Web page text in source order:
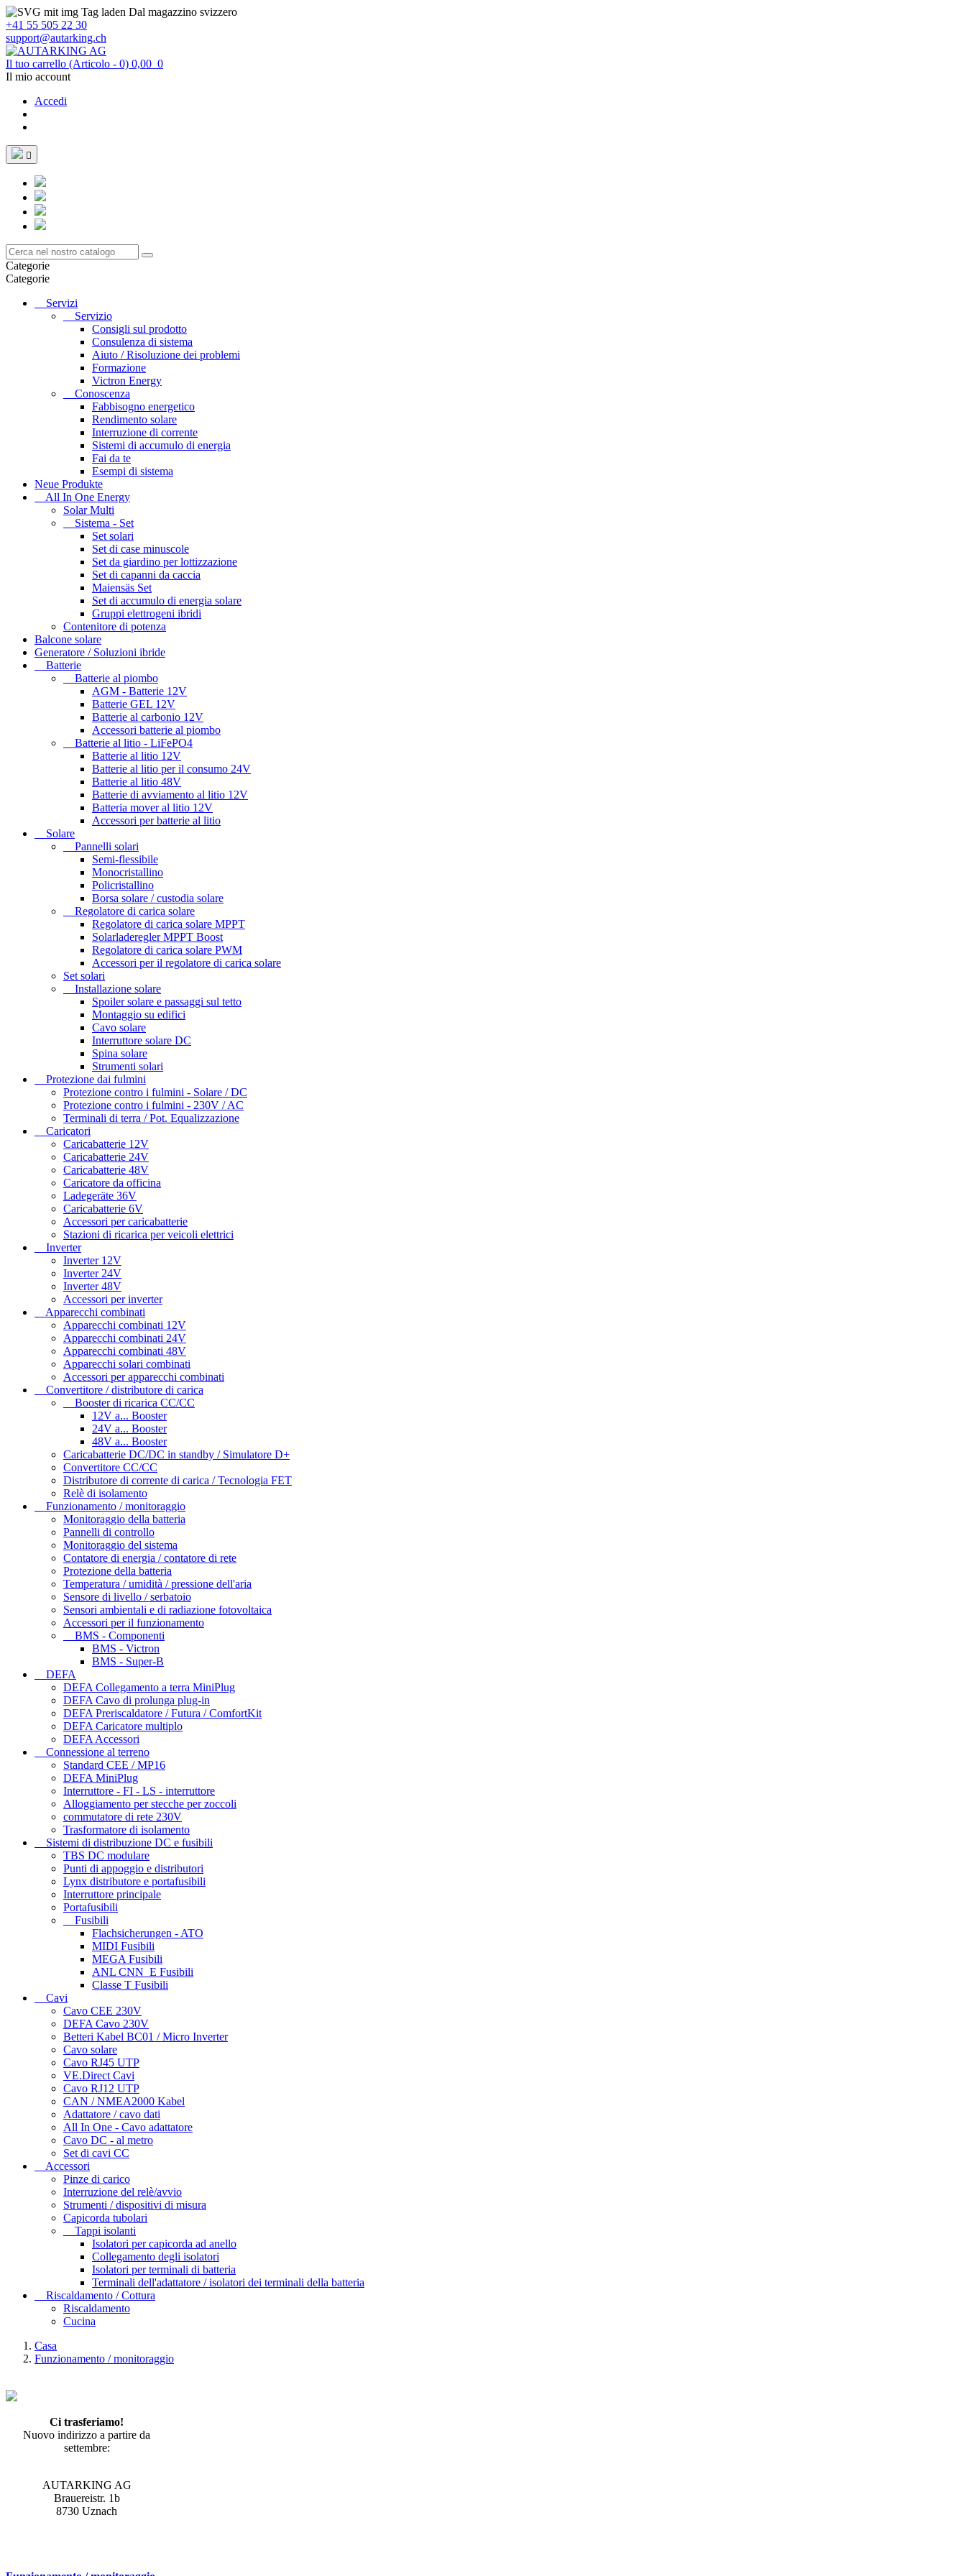
Dal magazzino svizzero
+41 55 505 22 30
support@autarking.ch
Il tuo carrello (Articolo - 0) 0,00 0
Il mio account
Accedi

Categorie
Categorie
Servizi
Servizio
Consigli sul prodotto
Consulenza di sistema
Aiuto / Risoluzione dei problemi
Formazione
Victron Energy
Conoscenza
Fabbisogno energetico
Rendimento solare
Interruzione di corrente
Sistemi di accumulo di energia
Fai da te
Esempi di sistema
Neue Produkte
All In One Energy
Solar Multi
Sistema - Set
Set solari
Set di case minuscole
Set da giardino per lottizzazione
Set di capanni da caccia
Maiensäs Set
Set di accumulo di energia solare
Gruppi elettrogeni ibridi
Contenitore di potenza
Balcone solare
Generatore / Soluzioni ibride
Batterie
Batterie al piombo
AGM - Batterie 12V
Batterie GEL 12V
Batterie al carbonio 12V
Accessori batterie al piombo
Batterie al litio - LiFePO4
Batterie al litio 12V
Batterie al litio per il consumo 24V
Batterie al litio 48V
Batterie di avviamento al litio 12V
Batteria mover al litio 12V
Accessori per batterie al litio
Solare
Pannelli solari
Semi-flessibile
Monocristallino
Policristallino
Borsa solare / custodia solare
Regolatore di carica solare
Regolatore di carica solare MPPT
Solarladeregler MPPT Boost
Regolatore di carica solare PWM
Accessori per il regolatore di carica solare
Set solari
Installazione solare
Spoiler solare e passaggi sul tetto
Montaggio su edifici
Cavo solare
Interruttore solare DC
Spina solare
Strumenti solari
Protezione dai fulmini
Protezione contro i fulmini - Solare / DC
Protezione contro i fulmini - 230V / AC
Terminali di terra / Pot. Equalizzazione
Caricatori
Caricabatterie 12V
Caricabatterie 24V
Caricabatterie 48V
Caricatore da officina
Ladegeräte 36V
Caricabatterie 6V
Accessori per caricabatterie
Stazioni di ricarica per veicoli elettrici
Inverter
Inverter 12V
Inverter 24V
Inverter 48V
Accessori per inverter
Apparecchi combinati
Apparecchi combinati 12V
Apparecchi combinati 24V
Apparecchi combinati 48V
Apparecchi solari combinati
Accessori per apparecchi combinati
Convertitore / distributore di carica
Booster di ricarica CC/CC
12V a... Booster
24V a... Booster
48V a... Booster
Caricabatterie DC/DC in standby / Simulatore D+
Convertitore CC/CC
Distributore di corrente di carica / Tecnologia FET
Relè di isolamento
Funzionamento / monitoraggio
Monitoraggio della batteria
Pannelli di controllo
Monitoraggio del sistema
Contatore di energia / contatore di rete
Protezione della batteria
Temperatura / umidità / pressione dell'aria
Sensore di livello / serbatoio
Sensori ambientali e di radiazione fotovoltaica
Accessori per il funzionamento
BMS - Componenti
BMS - Victron
BMS - Super-B
DEFA
DEFA Collegamento a terra MiniPlug
DEFA Cavo di prolunga plug-in
DEFA Preriscaldatore / Futura / ComfortKit
DEFA Caricatore multiplo
DEFA Accessori
Connessione al terreno
Standard CEE / MP16
DEFA MiniPlug
Interruttore - FI - LS - interruttore
Alloggiamento per stecche per zoccoli
commutatore di rete 230V
Trasformatore di isolamento
Sistemi di distribuzione DC e fusibili
TBS DC modulare
Punti di appoggio e distributori
Lynx distributore e portafusibili
Interruttore principale
Portafusibili
Fusibili
Flachsicherungen - ATO
MIDI Fusibili
MEGA Fusibili
ANL CNN_E Fusibili
Classe T Fusibili
Cavi
Cavo CEE 230V
DEFA Cavo 230V
Betteri Kabel BC01 / Micro Inverter
Cavo solare
Cavo RJ45 UTP
VE.Direct Cavi
Cavo RJ12 UTP
CAN / NMEA2000 Kabel
Adattatore / cavo dati
All In One - Cavo adattatore
Cavo DC - al metro
Set di cavi CC
Accessori
Pinze di carico
Interruzione del relè/avvio
Strumenti / dispositivi di misura
Capicorda tubolari
Tappi isolanti
Isolatori per capicorda ad anello
Collegamento degli isolatori
Isolatori per terminali di batteria
Terminali dell'adattatore / isolatori dei terminali della batteria
Riscaldamento / Cottura
Riscaldamento
Cucina
Casa
Funzionamento / monitoraggio
Ci trasferiamo!
Nuovo indirizzo a partire da
settembre:
AUTARKING AG
Brauereistr. 1b
8730 Uznach